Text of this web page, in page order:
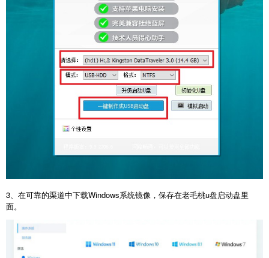
3、在可靠的渠道中下载Windows系统镜像，保存在老毛桃u盘启动盘里
面。